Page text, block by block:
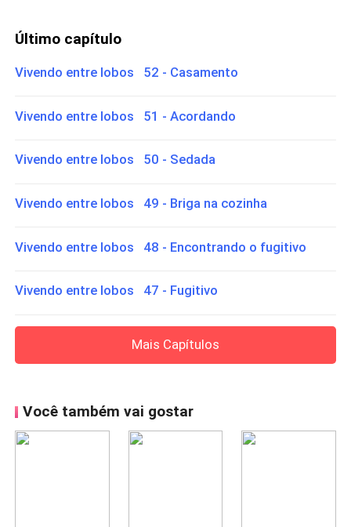
Último capítulo
Vivendo entre lobos 52 - Casamento
Vivendo entre lobos 51 - Acordando
Vivendo entre lobos 50 - Sedada
Vivendo entre lobos 49 - Briga na cozinha
Vivendo entre lobos 48 - Encontrando o fugitivo
Vivendo entre lobos 47 - Fugitivo
Mais Capítulos
Você também vai gostar